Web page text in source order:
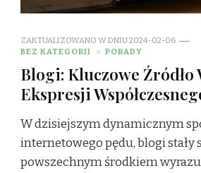
ZAKTUALIZOWANO W DNIU2024-02-06
BEZ KATEGORII
PORADY
Blogi: Kluczowe Źródło
Ekspresji
W dzisiejszym dynamicznym
internetowego pędu, blogi stały
powszechnym środkiem